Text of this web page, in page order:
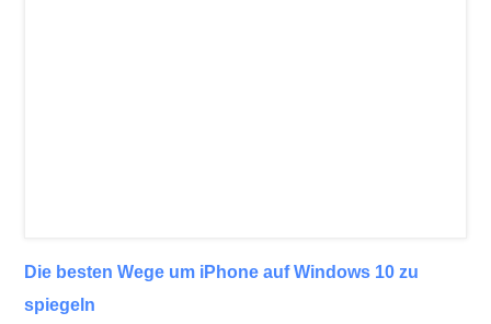
Die besten Wege um iPhone auf Windows 10 zu
spiegeln